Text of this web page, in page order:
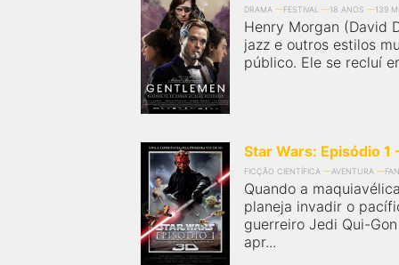
DRAMA FESTIVAL 18 ANOS 139
Henry Morgan (David
jazz e outros estilos
público. Ele se recluí
Star Wars: Episódio 1
FICÇÃO CIENTÍFICA AVENTURA
Quando a
planeja invadir o
guerreiro Jedi Qui-
apr...